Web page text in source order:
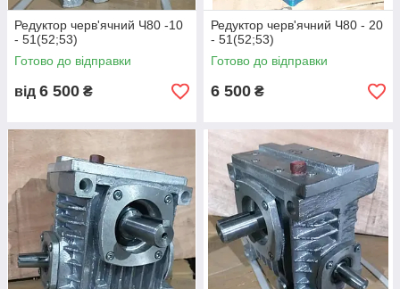
Редуктор черв'ячний Ч80 -10
- 51(52;53)
Готово до відправки
від 6 500 ₴
Редуктор черв'ячний Ч80 - 20
- 51(52;53)
Готово до відправки
6 500 ₴